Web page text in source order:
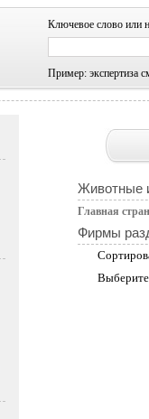
Ключевое слово или
Пример: экспертиза
Животные
Главная
Фирмы